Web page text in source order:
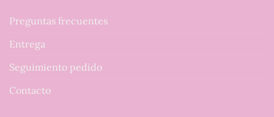
Preguntas frecuentes
Entrega
Seguimiento pedido
Contacto